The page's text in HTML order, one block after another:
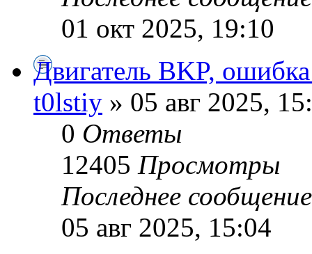
01 окт 2025, 19:10
Двигатель BKP,
t0lstiy » 05 авг 2025,
0 Ответы
12405 Просмотры
Последнее
05 авг 2025, 15:04